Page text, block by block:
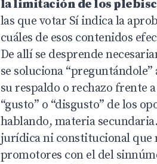
la limitación de los
las que votar Sí indica la
cuáles de esos contenidos
De allí se desprende
se soluciona
su respaldo o rechazo frente
“gusto” o “disgusto” de los
hablando, materia
jurídica ni constitucional que
promotores con el del